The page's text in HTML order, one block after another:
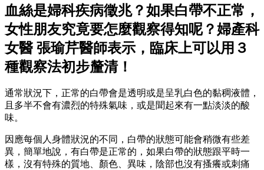
血絲是婦科疾病徵兆？如果白帶不正常，
女性朋友究竟要怎麼觀察得知呢？婦產科
女醫 張瑜芹醫師表示，臨床上可以用３
種觀察法初步釐清！
通常狀況下，正常的白帶會是透明或是呈乳白色的黏稠液體，
且多半不會有濃烈的特殊氣味，或是聞起來有一點淡淡的酸
味。
因應每個人身體狀況的不同，白帶的狀態可能會稍微有些差
異，簡單地說，有白帶是正常的，如果白帶的狀態跟平時一
樣，沒有特殊的質地、顏色、異味，陰部也沒有搔癢或刺痛